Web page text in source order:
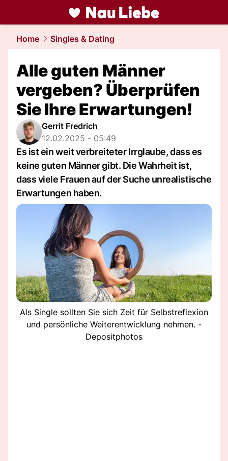
liebe.NAU.ch
Home Singles & Dating
Alle guten Männer
vergeben? Überprüfen
Sie Ihre Erwartungen!
Gerrit Fredrich
12.02.2025 - 05:49
Es ist ein weit verbreiteter Irrglaube, dass es
keine guten Männer gibt. Die Wahrheit ist,
dass viele Frauen auf der Suche unrealistische
Erwartungen haben.
Als Single sollten Sie sich Zeit für Selbstreflexion
und persönliche Weiterentwicklung nehmen. -
Depositphotos